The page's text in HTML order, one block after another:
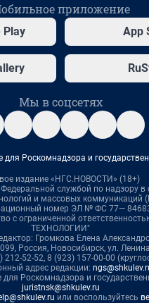
приложение
Play App
Мы в соцсетях
для Роскомнадзора и
издание «НГС.НОВОСТИ» (18+)
службой по надзору в
и массовых коммуникаций
номер ЭЛ № ФС 77—
с ограниченной
ТЕХНОЛОГИИ"
Громкова Елена
Россия, Новосибирск, ул.
212-52-52, 8 (923) 157-00-00
адрес редакции:
Роскомнадзора и
juristnsk@shkulev.ru
или воспользуйтесь